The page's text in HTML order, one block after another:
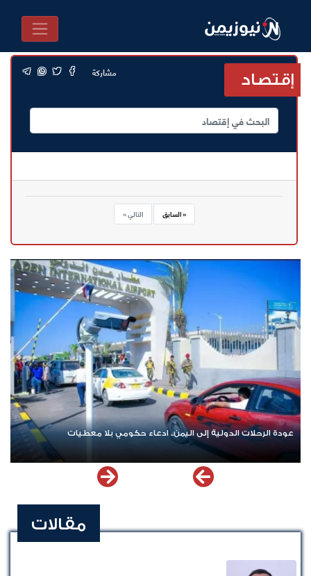
إقتصاد مشاركة
« السابق التالي »
عودة الرحلات الدولية إلى اليمن.. ادعاء حكومي بلا معطيات
مقالات